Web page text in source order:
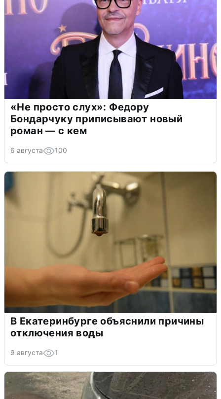
«Не просто слух»: Федору
Бондарчуку приписывают новый
роман — с кем
6 августа 100
В Екатеринбурге объяснили причины
отключения воды
9 августа 1